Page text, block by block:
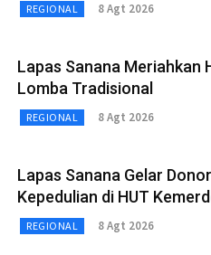
REGIONAL 8 Agt 2026
Lapas Sanana Meriahkan
Lomba Tradisional
REGIONAL 8 Agt 2026
Lapas Sanana Gelar
Kepedulian di HUT
REGIONAL 8 Agt 2026